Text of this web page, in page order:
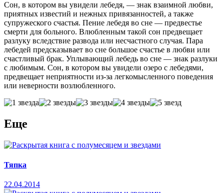
Сон, в котором вы увидели лебедя, — знак взаимной любви,
приятных известий и нежных привязанностей, а также
супружеского счастья. Пение лебедя во сне — предвестье
смерти для больного. Влюбленным такой сон предвещает
разлуку вследствие развода или несчастного случая. Пара
лебедей предсказывает во сне большое счастье в любви или
счастливый брак. Уплывающий лебедь во сне — знак разлуки
с любимым. Сон, в котором вы увидели озеро с лебедями,
предвещает неприятности из-за легкомысленного поведения
или неверности возлюбленного.
Еще
Тяпка
22.04.2014